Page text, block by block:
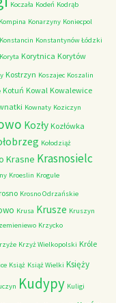
Koczała Kodeń Kodrąb
Kompina Konarzyny Koniecpol
Konstancin Konstantynów Łódzki
Koryta Korytnica Korytów
Kostrzyn Koszajec Koszalin
Kotuń Kowal Kowalewice
Kownaty Koziczyn
Kozły Kozłówka
Kołodziąż
Krasne Krasnosielc
Kroeslin Krogule
Krosno Odrzańskie
Krusa Krusze Kruszyn
Krzycko
Krzyż Wielkopolski Króle
Książ Książ Wielki Księży
Kudypy Kuligi